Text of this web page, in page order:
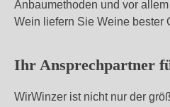
Anbaumethoden und vor
Wein liefern Sie Weine bester
Ihr Ansprechpartner
WirWinzer ist nicht nur der